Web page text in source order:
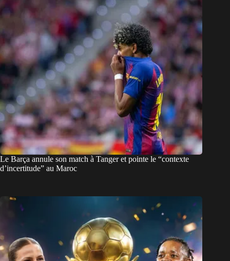
Le Barça annule son match à Tanger et pointe le “contexte
d’incertitude” au Maroc